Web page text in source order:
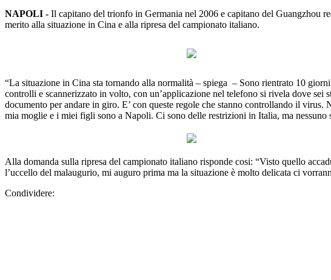
NAPOLI - Il capitano del trionfo in Germania nel 2006 e capitano del Guangzhou
merito alla situazione in Cina e alla ripresa del campionato italiano.
“La situazione in Cina sta tornando alla normalità – spiega – Sono rientrato 10
controlli e scannerizzato in volto, con un’applicazione nel telefono si rivela dove
documento per andare in giro. E’ con queste regole che stanno controllando il
mia moglie e i miei figli sono a Napoli. Ci sono delle restrizioni in Italia, ma nessuno
Alla domanda sulla ripresa del campionato italiano risponde cosi: “Visto quello
l’uccello del malaugurio, mi auguro prima ma la situazione è molto delicata ci
Condividere: